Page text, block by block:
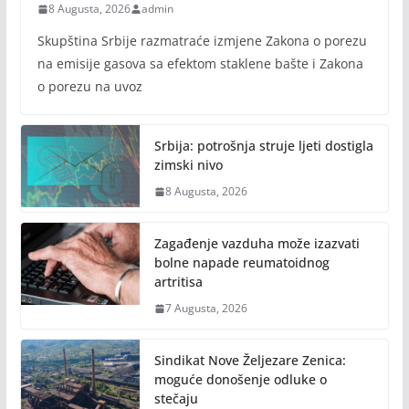
8 Augusta, 2026 admin
Skupština Srbije razmatraće izmjene Zakona o porezu
na emisije gasova sa efektom staklene bašte i Zakona
o porezu na uvoz
Srbija: potrošnja struje ljeti dostigla
zimski nivo
8 Augusta, 2026
Zagađenje vazduha može izazvati
bolne napade reumatoidnog
artritisa
7 Augusta, 2026
Sindikat Nove Željezare Zenica:
moguće donošenje odluke o
stečaju